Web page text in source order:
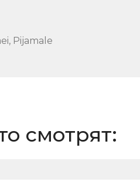
, Pijamale
смотрят: